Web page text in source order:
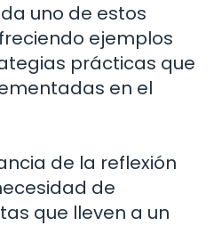
uno de estos
ejemplos
prácticas que
en el
de la reflexión
de
que lleven a un